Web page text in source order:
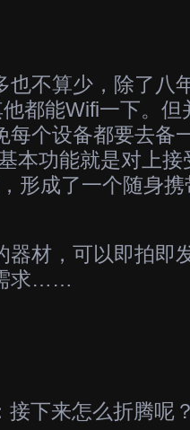
也不算少，除了八
都能Wifi一下。
每个设备都要去备
本功能就是对上
形成了一个随身
器材，可以即拍即
求……
接下来怎么折腾呢